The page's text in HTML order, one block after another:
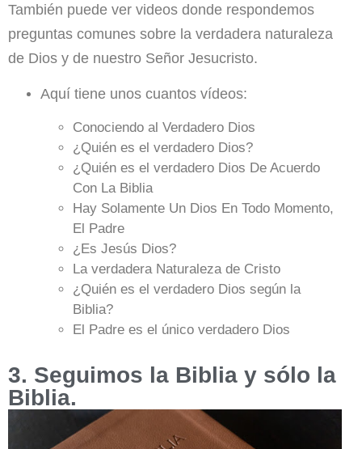
También puede ver videos donde respondemos
preguntas comunes sobre la verdadera naturaleza
de Dios y de nuestro Señor Jesucristo.
Aquí tiene unos cuantos vídeos:
Conociendo al Verdadero Dios
¿Quién es el verdadero Dios?
¿Quién es el verdadero Dios De Acuerdo
Con La Biblia
Hay Solamente Un Dios En Todo Momento,
El Padre
¿Es Jesús Dios?
La verdadera Naturaleza de Cristo
¿Quién es el verdadero Dios según la
Biblia?
El Padre es el único verdadero Dios
3. Seguimos la Biblia y sólo la
Biblia.